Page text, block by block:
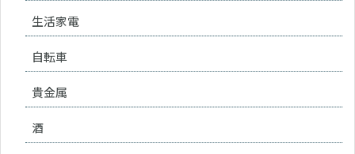
生活家電
自転車
貴金属
酒